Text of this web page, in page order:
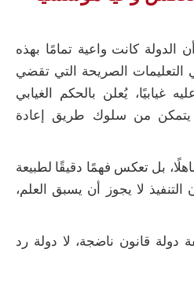
الدولة كانت واعية تمامًا بهذه
التعليمات الصريحة التي تقضي
غيابيًا، يُعلن بالحكم الغيابي
يتمكن من سلوك طريق إعادة
بل تعكس فهمًا دقيقًا لطبيعة
التنفيذ لا يجوز أن يسبق العلم،
قانون ناضجة، لا دولة رد